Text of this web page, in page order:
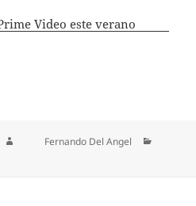
Video este verano
Fernando Del Angel